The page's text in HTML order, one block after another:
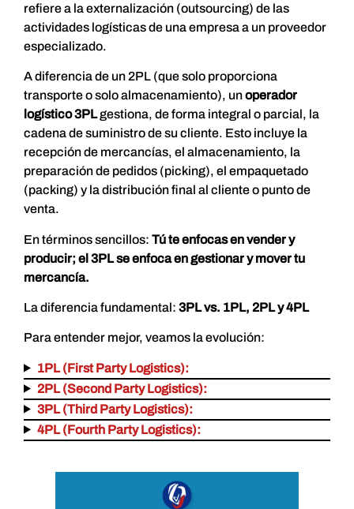
refiere a la externalización (outsourcing) de las
actividades logísticas de una empresa a un proveedor
especializado.
A diferencia de un 2PL (que solo proporciona
transporte o solo almacenamiento), unoperador
logístico 3PLgestiona, de forma integral o parcial, la
cadena de suministro de su cliente. Esto incluye la
recepción de mercancías, el almacenamiento, la
preparación de pedidos (picking), el empaquetado
(packing) y la distribución final al cliente o punto de
venta.
En términos sencillos: Tú te enfocas en vender y
producir; el 3PL se enfoca en gestionar y mover tu
mercancía.
La diferencia fundamental: 3PL vs. 1PL, 2PL y 4PL
Para entender mejor, veamos la evolución:
1PL (First Party Logistics):
2PL (Second Party Logistics):
3PL (Third Party Logistics):
4PL (Fourth Party Logistics):